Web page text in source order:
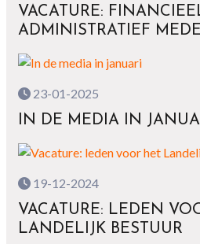
VACATURE:
ADMINISTRATIEF
23-01-2025
IN DE MEDIA IN
19-12-2024
VACATURE: LEDEN
LANDELIJK BESTUUR